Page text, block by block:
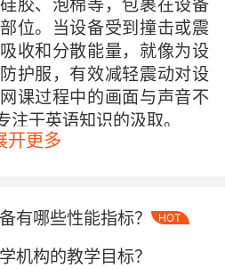
胶、泡棉等，包裹在设备
位。当设备受到撞击或震
收和分散能量，就像为设
护服，有效减轻震动对设
课过程中的画面与声音不
于英语知识的汲取。
实时感知自身的震动状
内置的软件算法会迅速启
方面，算法会对画面进行
开更多
有哪些性能指标？ HOT
机构的教学目标？